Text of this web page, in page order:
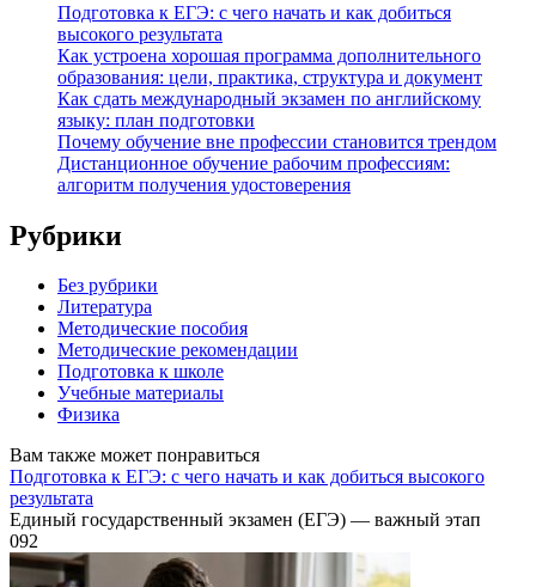
Подготовка к ЕГЭ: с чего начать и как добиться
высокого результата
Как устроена хорошая программа дополнительного
образования: цели, практика, структура и документ
Как сдать международный экзамен по английскому
языку: план подготовки
Почему обучение вне профессии становится трендом
Дистанционное обучение рабочим профессиям:
алгоритм получения удостоверения
Рубрики
Без рубрики
Литература
Методические пособия
Методические рекомендации
Подготовка к школе
Учебные материалы
Физика
Вам также может понравиться
Подготовка к ЕГЭ: с чего начать и как добиться высокого
результата
Единый государственный экзамен (ЕГЭ) — важный этап
092